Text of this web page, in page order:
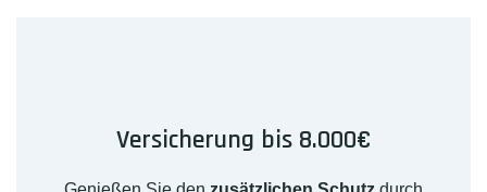
Versicherung bis 8.000€